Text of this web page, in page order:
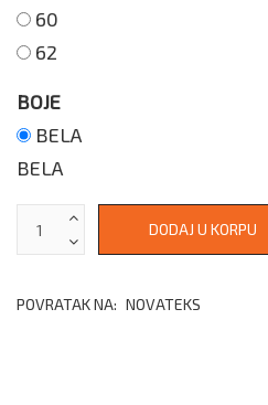
60
62
BOJE
BELA
BELA
POVRATAK NA: NOVATEKS